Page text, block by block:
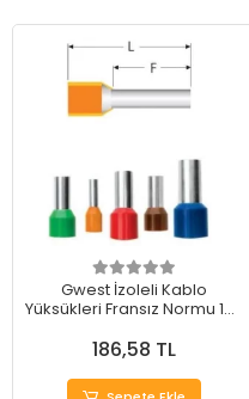
Gwest İzoleli Kablo
Yüksükleri Fransız Normu 100
186,58 TL